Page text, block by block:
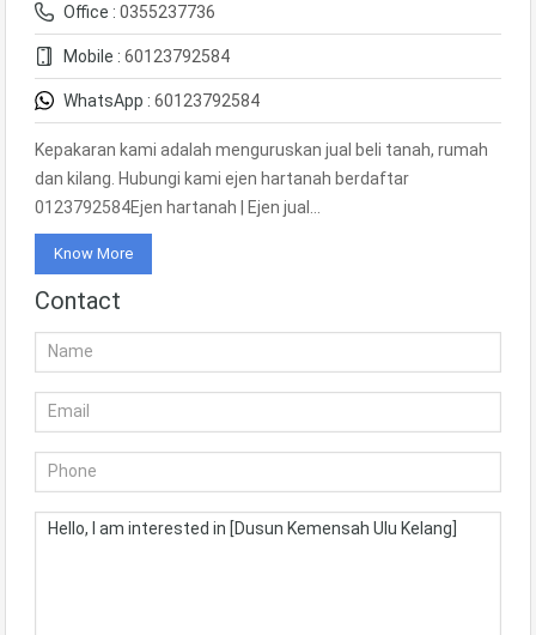
Office : 0355237736
Mobile : 60123792584
WhatsApp : 60123792584
Kepakaran kami adalah menguruskan jual beli tanah, rumah
dan kilang. Hubungi kami ejen hartanah berdaftar
0123792584Ejen hartanah | Ejen jual…
Know More
Contact